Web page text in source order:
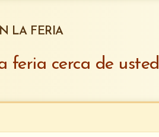
LA FERIA
feria cerca de usted